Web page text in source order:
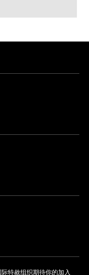
特赦组织期待你的加入